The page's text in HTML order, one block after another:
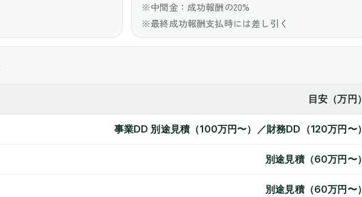
※中間金：成功報酬の20%
※最終成功報酬支払時には差し引く
目安（万円）
事業DD 別途見積（100万円〜）／財務DD（120万円〜）
別途見積（60万円〜）
別途見積（60万円〜）